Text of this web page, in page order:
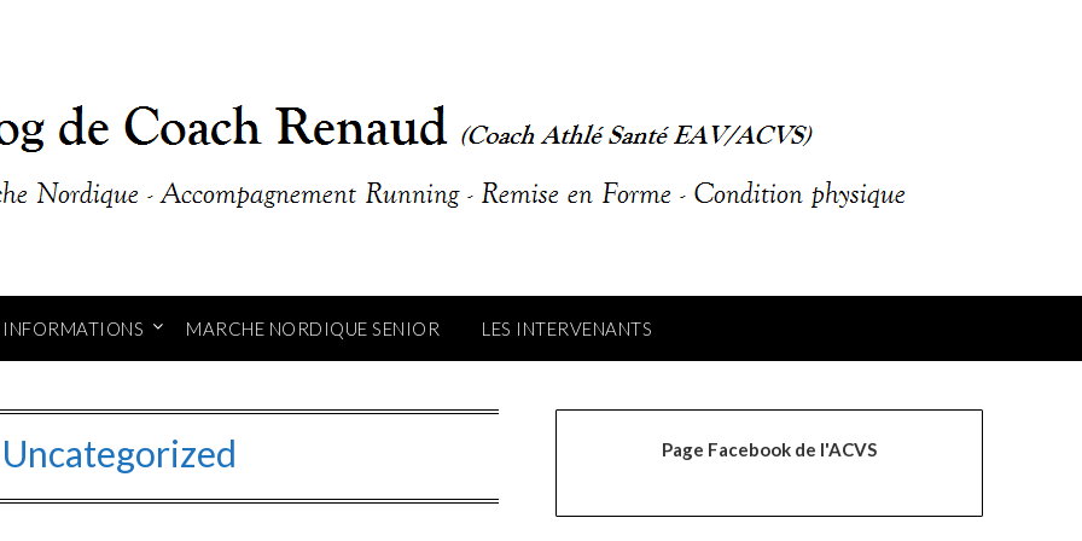
INFORMATIONS MARCHE NORDIQUE SENIOR LES INTERVENANTS
Uncategorized Page Facebook de l'ACVS